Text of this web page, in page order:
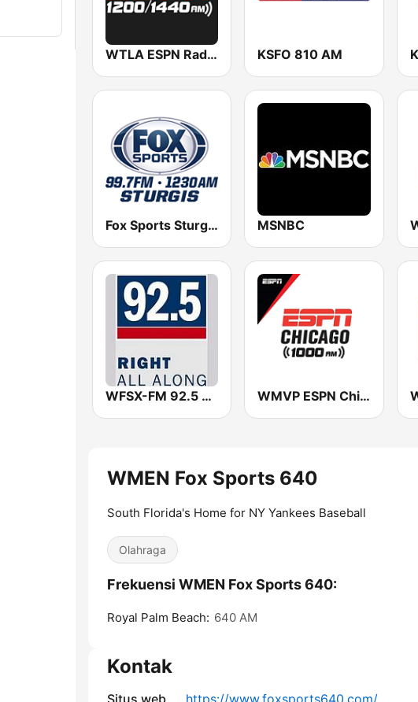
WTLA ESPN Radio 97.7 KSFO 810 AM
Fox Sports Sturgis 99.7 FM & 1230 AM MSNBC
WFSX-FM 92.5 Right All Along (US Only) WMVP ESPN Chicago 1000 AM
WMEN Fox Sports 640
South Florida's Home for NY Yankees Baseball
Olahraga
Frekuensi WMEN Fox Sports 640:
Royal Palm Beach: 640 AM
Kontak